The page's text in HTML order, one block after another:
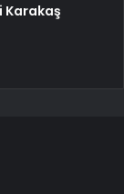
Karakaş